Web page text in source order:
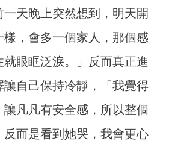
天晚上突然想到，明天開
，會多一個家人，那個感
眼眶泛淚。」反而真正進
自己保持冷靜，「我覺得
凡凡有安全感，所以整個
而是看到她哭，我會更心